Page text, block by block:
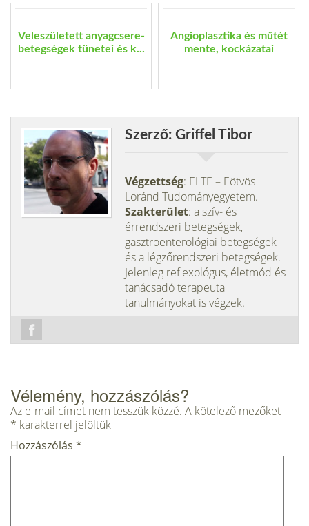
Veleszületett anyagcsere-
betegségek tünetei és k...
Angioplasztika és műtét
mente, kockázatai
Szerző: Griffel Tibor
Végzettség: ELTE – Eötvös
Loránd Tudományegyetem.
Szakterület: a szív- és
érrendszeri betegségek,
gasztroenterológiai betegségek
és a légzőrendszeri betegségek.
Jelenleg reflexológus, életmód és
tanácsadó terapeuta
tanulmányokat is végzek.
Vélemény, hozzászólás?
Az e-mail címet nem tesszük közzé. A kötelező mezőket
* karakterrel jelöltük
Hozzászólás *